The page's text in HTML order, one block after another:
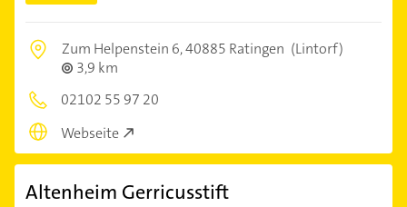
Zum Helpenstein 6,40885 Ratingen (Lintorf)
3,9 km
02102 55 97 20
Webseite
Altenheim Gerricusstift